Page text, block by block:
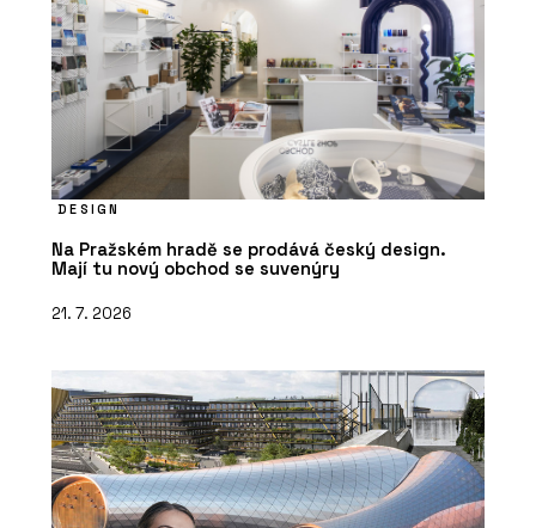
DESIGN
Na Pražském hradě se prodává český design.
Mají tu nový obchod se suvenýry
21. 7. 2026